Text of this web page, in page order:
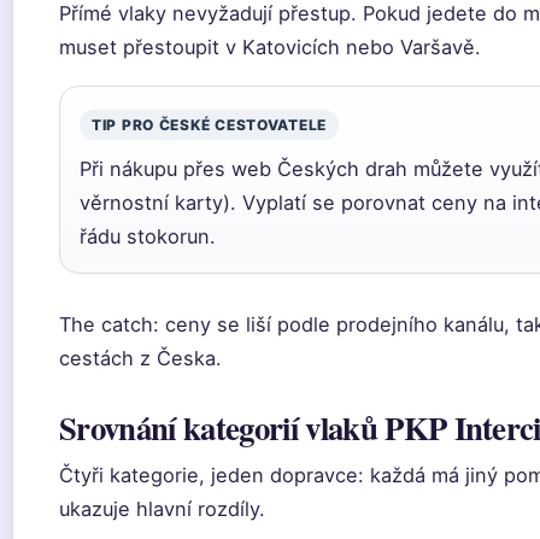
Přímé vlaky nevyžadují přestup. Pokud jedete do
muset přestoupit v Katovicích nebo Varšavě.
TIP PRO ČESKÉ CESTOVATELE
Při nákupu přes web Českých drah můžete
věrnostní karty). Vyplatí se porovnat ceny na
řádu stokorun.
The catch: ceny se liší podle prodejního kanálu,
cestách z Česka.
Srovnání kategorií vlaků PKP
Čtyři kategorie, jeden dopravce: každá má jiný
ukazuje hlavní rozdíly.